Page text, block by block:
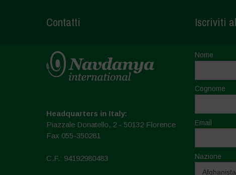
Contatti
Headquarters in Italy:
Piazzale Donatello, 2 - 50132 Florence
Fax 055-350281
C.F.: 94192980483
Iscriviti
Nome
Cognome
Email
Nazione